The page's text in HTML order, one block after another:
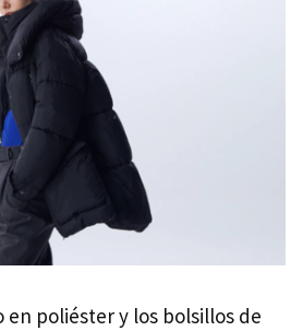
en poliéster y los bolsillos de